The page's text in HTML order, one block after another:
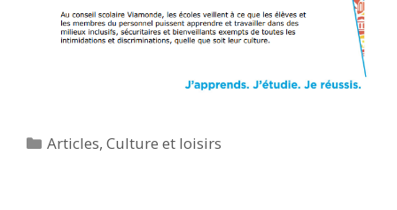
Catégories
Articles,Culture et loisirs